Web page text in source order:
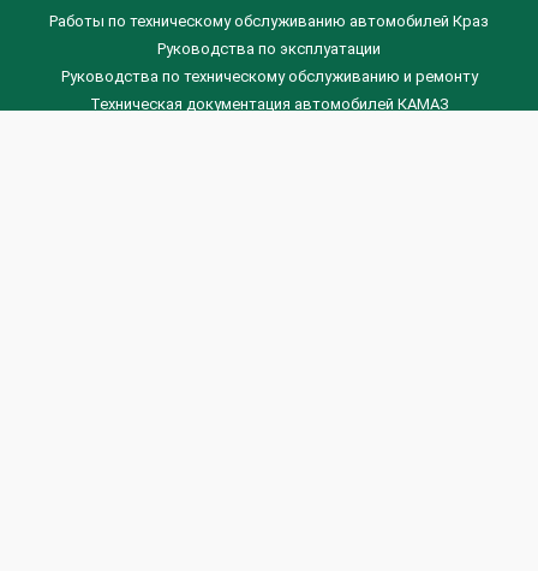
Работы по техническому обслуживанию автомобилей Краз
Руководства по эксплуатации
Руководства по техническому обслуживанию и ремонту
Техническая документация автомобилей КАМАЗ